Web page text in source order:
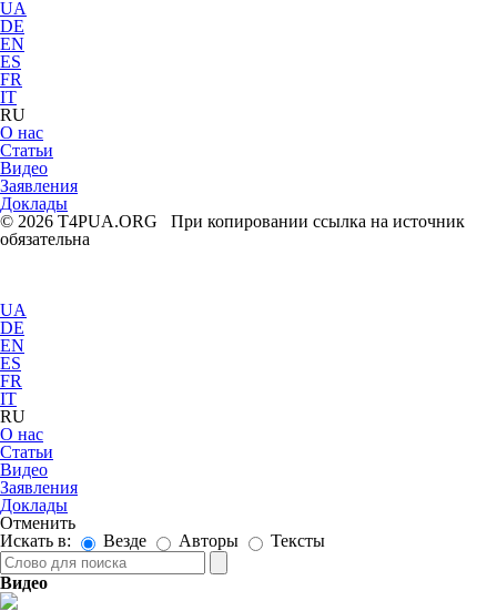
UA
DE
EN
ES
FR
IT
RU
О нас
Статьи
Видео
Заявления
Доклады
© 2026 T4PUA.ORG При копировании ссылка на источник
обязательна
UA
DE
EN
ES
FR
IT
RU
О нас
Статьи
Видео
Заявления
Доклады
Отменить
Искать в:
Везде Авторы Тексты
Видео